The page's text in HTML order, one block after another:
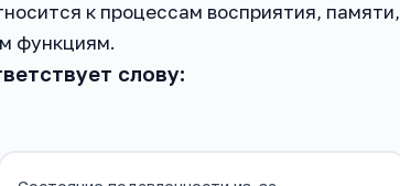
к процессам восприятия, памяти,
функциям.
слову: